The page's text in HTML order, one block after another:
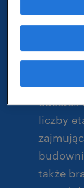
też
4 na 10
odsetek
liczby
także